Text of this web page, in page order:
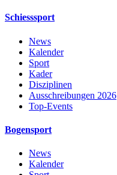
Schiesssport
News
Kalender
Sport
Kader
Disziplinen
Ausschreibungen 2026
Top-Events
Bogensport
News
Kalender